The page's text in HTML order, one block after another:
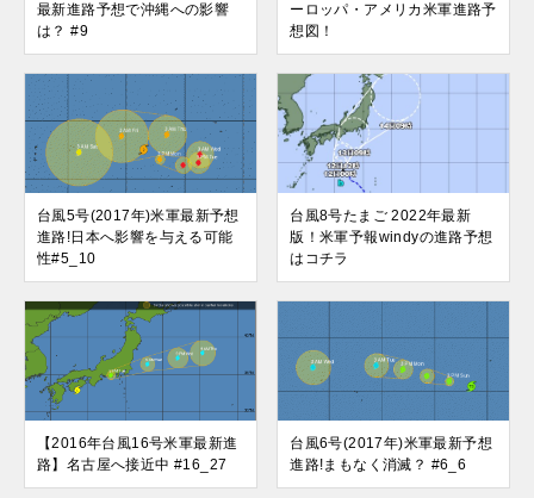
最新進路予想で沖縄への影響
は？ #9
ーロッパ・アメリカ米軍進路予
想図！
台風5号(2017年)米軍最新予想
進路!日本へ影響を与える可能
性#5_10
台風8号たまご 2022年最新
版！米軍予報windyの進路予想
はコチラ
【2016年台風16号米軍最新進
路】名古屋へ接近中 #16_27
台風6号(2017年)米軍最新予想
進路!まもなく消滅？ #6_6